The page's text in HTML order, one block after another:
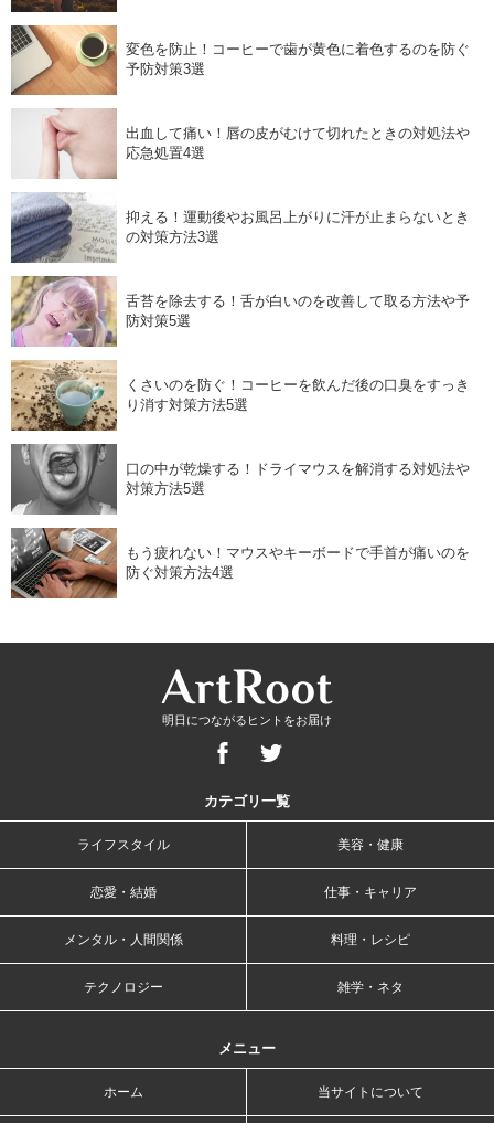
変色を防止！コーヒーで歯が黄色に着色するのを防ぐ
予防対策3選
出血して痛い！唇の皮がむけて切れたときの対処法や
応急処置4選
抑える！運動後やお風呂上がりに汗が止まらないとき
の対策方法3選
舌苔を除去する！舌が白いのを改善して取る方法や予
防対策5選
くさいのを防ぐ！コーヒーを飲んだ後の口臭をすっき
り消す対策方法5選
口の中が乾燥する！ドライマウスを解消する対処法や
対策方法5選
もう疲れない！マウスやキーボードで手首が痛いのを
防ぐ対策方法4選
明日につながるヒントをお届け
カテゴリ一覧
ライフスタイル 美容・健康
恋愛・結婚 仕事・キャリア
メンタル・人間関係 料理・レシピ
テクノロジー 雑学・ネタ
メニュー
ホーム 当サイトについて